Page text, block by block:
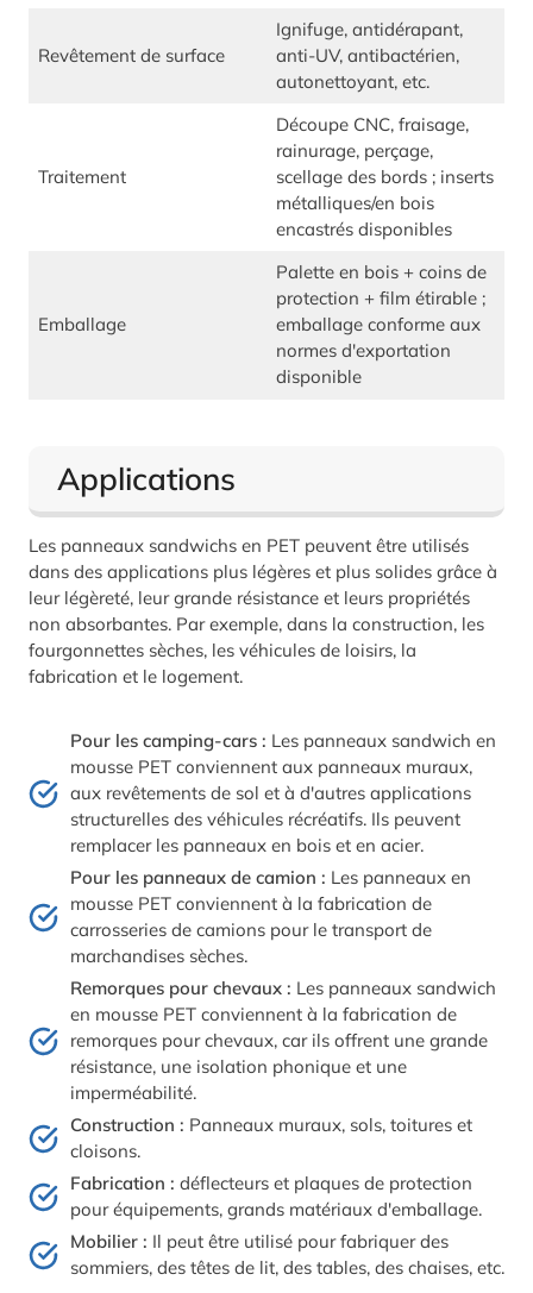
Revêtement de surface
Ignifuge, antidérapant,
anti-UV, antibactérien,
autonettoyant, etc.
Traitement
Découpe CNC, fraisage,
rainurage, perçage,
scellage des bords ; inserts
métalliques/en bois
encastrés disponibles
Emballage
Palette en bois + coins de
protection + film étirable ;
emballage conforme aux
normes d'exportation
disponible
Applications
Les panneaux sandwichs en PET peuvent être utilisés
dans des applications plus légères et plus solides grâce à
leur légèreté, leur grande résistance et leurs propriétés
non absorbantes. Par exemple, dans la construction, les
fourgonnettes sèches, les véhicules de loisirs, la
fabrication et le logement.
Pour les camping-cars : Les panneaux sandwich en
mousse PET conviennent aux panneaux muraux,
aux revêtements de sol et à d'autres applications
structurelles des véhicules récréatifs. Ils peuvent
remplacer les panneaux en bois et en acier.
Pour les panneaux de camion : Les panneaux en
mousse PET conviennent à la fabrication de
carrosseries de camions pour le transport de
marchandises sèches.
Remorques pour chevaux : Les panneaux sandwich
en mousse PET conviennent à la fabrication de
remorques pour chevaux, car ils offrent une grande
résistance, une isolation phonique et une
imperméabilité.
Construction : Panneaux muraux, sols, toitures et
cloisons.
Fabrication : déflecteurs et plaques de protection
pour équipements, grands matériaux d'emballage.
Mobilier : Il peut être utilisé pour fabriquer des
sommiers, des têtes de lit, des tables, des chaises, etc.